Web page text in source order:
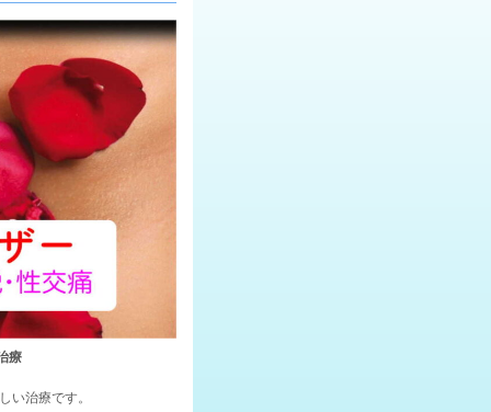
療
い治療です。